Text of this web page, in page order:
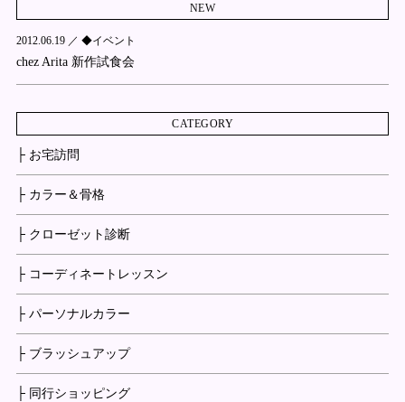
NEW
2012.06.19 ／ ◆イベント
chez Arita 新作試食会
CATEGORY
├ お宅訪問
├ カラー＆骨格
├ クローゼット診断
├ コーディネートレッスン
├ パーソナルカラー
├ ブラッシュアップ
├ 同行ショッピング